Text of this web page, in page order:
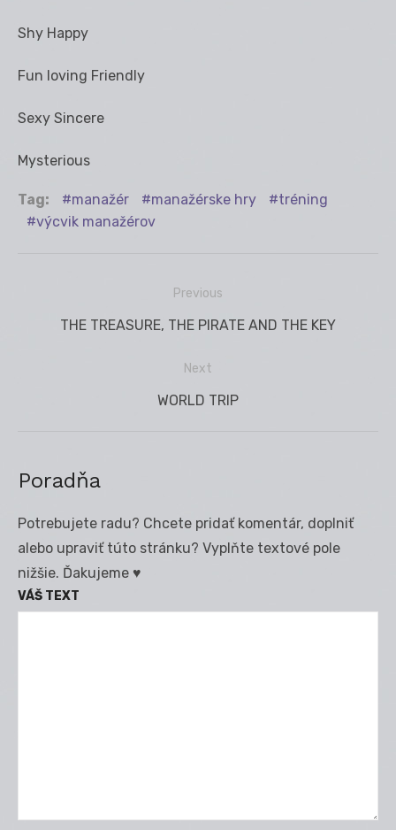
Shy Happy
Fun loving Friendly
Sexy Sincere
Mysterious
Tag: manažér manažérske hry
tréning
výcvik manažérov
Previous
Previous
THE TREASURE, THE PIRATE AND THE KEY
Next
Next
WORLD TRIP
Poradňa
Potrebujete radu? Chcete pridať komentár, doplniť
alebo upraviť túto stránku? Vyplňte textové pole
nižšie. Ďakujeme ♥
VÁŠ TEXT